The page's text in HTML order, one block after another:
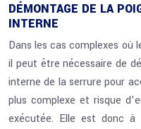
DÉMONTAGE DE LA
INTERNE
Dans les cas complexes où
il peut être nécessaire de
interne de la serrure pour
plus complexe et risque
exécutée. Elle est donc à